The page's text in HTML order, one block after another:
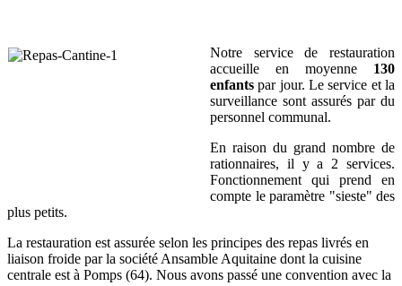
Notre service de restauration
accueille en moyenne 130
enfants par jour. Le service et la
surveillance sont assurés par du
personnel communal.
En raison du grand nombre de
rationnaires, il y a 2 services.
Fonctionnement qui prend en
compte le paramètre "sieste" des
plus petits.
La restauration est assurée selon les principes des repas livrés en
liaison froide par la société Ansamble Aquitaine dont la cuisine
centrale est à Pomps (64). Nous avons passé une convention avec la